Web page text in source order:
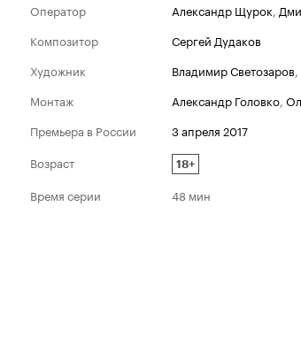
Оператор
Александр Щурок,
Композитор
Сергей Дудаков
Художник
Владимир Светозаров,
Монтаж
Александр Головко,
Премьера в России
3 апреля 2017
Возраст
18+
Время серии 48 мин